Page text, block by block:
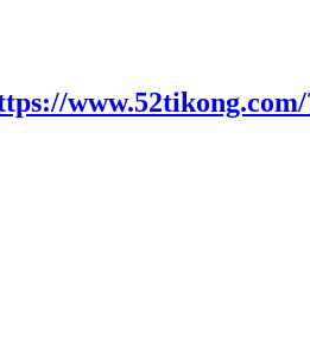
www.52tikong.com/